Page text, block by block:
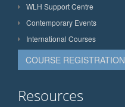
WLH Support Centre
Contemporary Events
International Courses
COURSE REGISTRATION
Resources